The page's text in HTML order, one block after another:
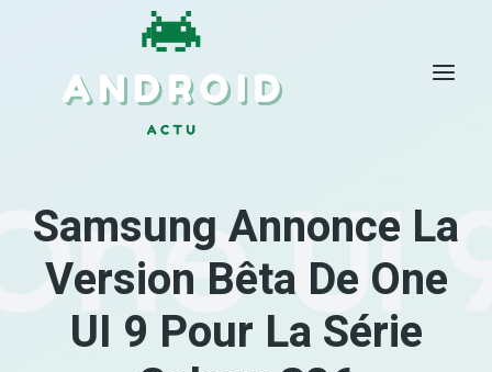
Samsung Annonce La
Version Bêta De One
UI 9 Pour La Série